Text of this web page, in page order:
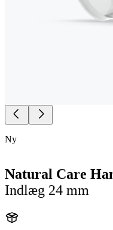
Ny
Natural Care
Indlæg 24 mm